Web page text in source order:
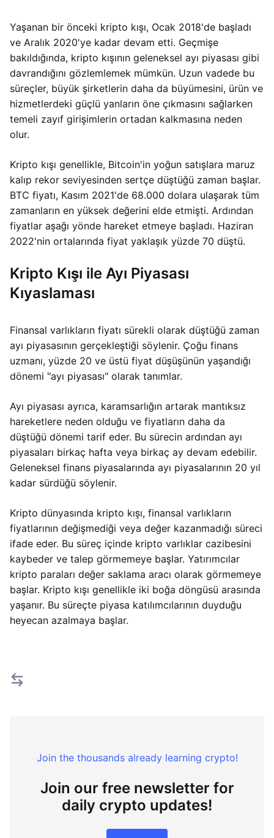
Yaşanan bir önceki kripto kışı, Ocak 2018'de başladı
ve Aralık 2020'ye kadar devam etti. Geçmişe
bakıldığında, kripto kışının geleneksel ayı piyasası gibi
davrandığını gözlemlemek mümkün. Uzun vadede bu
süreçler, büyük şirketlerin daha da büyümesini, ürün ve
hizmetlerdeki güçlü yanların öne çıkmasını sağlarken
temeli zayıf girişimlerin ortadan kalkmasına neden
olur.
Kripto kışı genellikle, Bitcoin'in yoğun satışlara maruz
kalıp rekor seviyesinden sertçe düştüğü zaman başlar.
BTC fiyatı, Kasım 2021'de 68.000 dolara ulaşarak tüm
zamanların en yüksek değerini elde etmişti. Ardından
fiyatlar aşağı yönde hareket etmeye başladı. Haziran
2022'nin ortalarında fiyat yaklaşık yüzde 70 düştü.
Kripto Kışı ile Ayı Piyasası
Kıyaslaması
Finansal varlıkların fiyatı sürekli olarak düştüğü zaman
ayı piyasasının gerçekleştiği söylenir. Çoğu finans
uzmanı, yüzde 20 ve üstü fiyat düşüşünün yaşandığı
dönemi "ayı piyasası" olarak tanımlar.
Ayı piyasası ayrıca, karamsarlığın artarak mantıksız
hareketlere neden olduğu ve fiyatların daha da
düştüğü dönemi tarif eder. Bu sürecin ardından ayı
piyasaları birkaç hafta veya birkaç ay devam edebilir.
Geleneksel finans piyasalarında ayı piyasalarının 20 yıl
kadar sürdüğü söylenir.
Kripto dünyasında kripto kışı, finansal varlıkların
fiyatlarının değişmediği veya değer kazanmadığı süreci
ifade eder. Bu süreç içinde kripto varlıklar cazibesini
kaybeder ve talep görmemeye başlar. Yatırımcılar
kripto paraları değer saklama aracı olarak görmemeye
başlar. Kripto kışı genellikle iki boğa döngüsü arasında
yaşanır. Bu süreçte piyasa katılımcılarının duyduğu
heyecan azalmaya başlar.
Join the thousands already learning crypto!
Join our free newsletter for
daily crypto updates!